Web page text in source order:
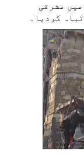
مشرقی
کردیا۔